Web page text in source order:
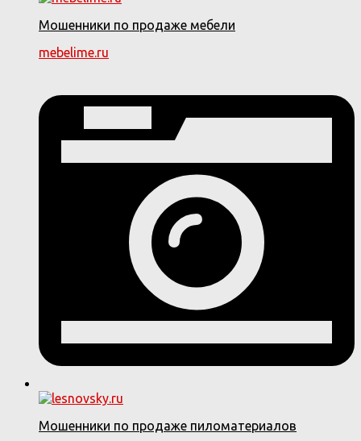
Мошенники по продаже мебели
mebelime.ru
Мошенники по продаже пиломатериалов